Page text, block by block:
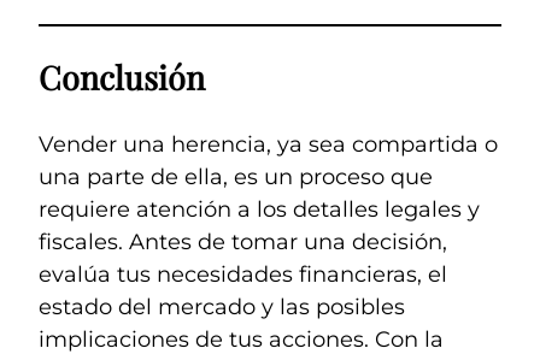
Conclusión
Vender una herencia, ya sea compartida o
una parte de ella, es un proceso que
requiere atención a los detalles legales y
fiscales. Antes de tomar una decisión,
evalúa tus necesidades financieras, el
estado del mercado y las posibles
implicaciones de tus acciones. Con la